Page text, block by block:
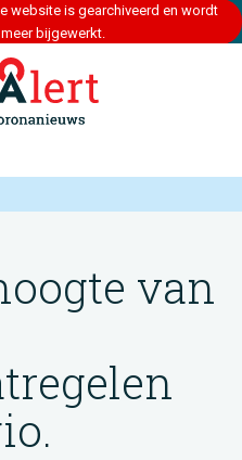
website is gearchiveerd en wordt
bijgewerkt.
van